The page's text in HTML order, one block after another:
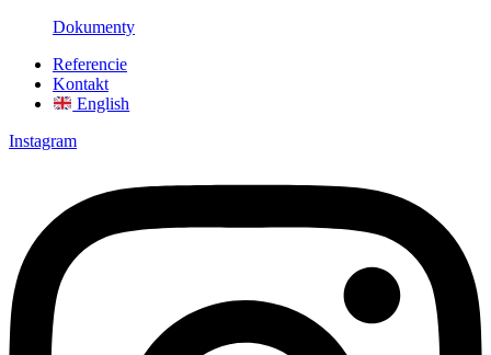
Dokumenty
Referencie
Kontakt
English
Instagram